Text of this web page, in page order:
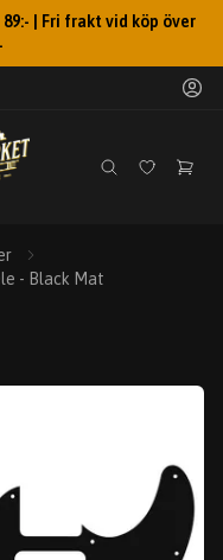
89:- | Fri frakt vid köp över
- Black Mat